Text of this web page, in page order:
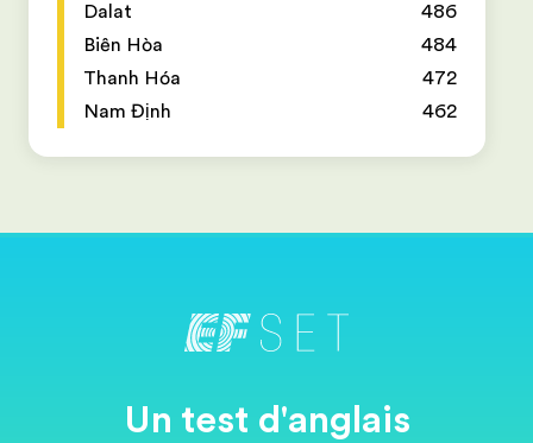
Dalat
486
Biên Hòa
484
Thanh Hóa
472
Nam Định
462
Un test d'anglais